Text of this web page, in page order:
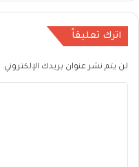
اترك تعليقاً
لن يتم نشر عنوان بريدك الإلكتروني.